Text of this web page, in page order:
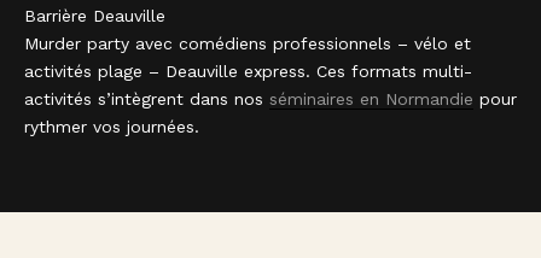
Barrière Deauville
Murder party avec comédiens professionnels – vélo et
activités plage – Deauville express. Ces formats multi-
activités s’intègrent dans nos séminaires en Normandie pour
rythmer vos journées.